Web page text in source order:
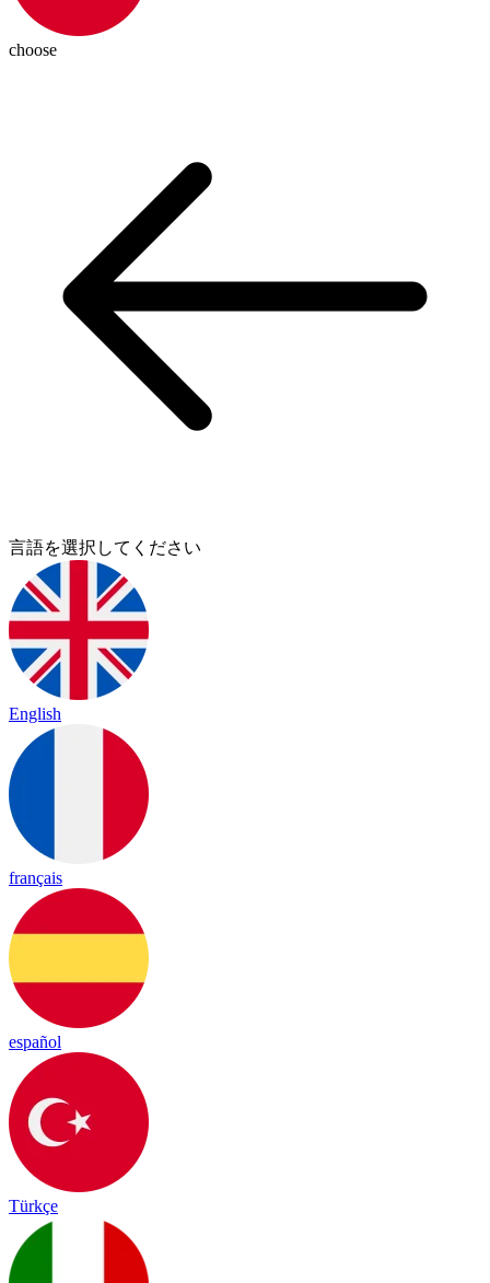
choose
言語を選択してください
English
français
español
Türkçe